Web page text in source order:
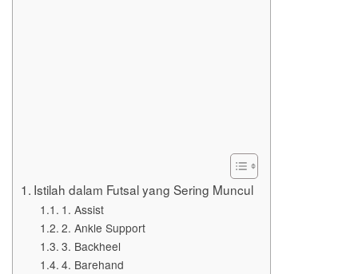
Istilah dalam Futsal yang Sering Muncul
1. Assist
2. Ankle Support
3. Backheel
4. Barehand